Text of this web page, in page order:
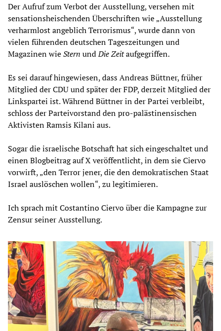
Der Aufruf zum Verbot der Ausstellung, versehen mit
sensationsheischenden Überschriften wie „Ausstellung
verharmlost angeblich Terrorismus“, wurde dann von
vielen führenden deutschen Tageszeitungen und
Magazinen wieStern undDie Zeitaufgegriffen.
Es sei darauf hingewiesen, dass Andreas Büttner, früher
Mitglied der CDU und später der FDP, derzeit Mitglied der
Linkspartei ist. Während Büttner in der Partei verbleibt,
schloss der Parteivorstand den pro-palästinensischen
Aktivisten Ramsis Kilani aus.
Sogar die israelische Botschaft hat sich eingeschaltet und
einen Blogbeitrag auf X veröffentlicht, in dem sie Ciervo
vorwirft, „den Terror jener, die den demokratischen Staat
Israel auslöschen wollen“, zu legitimieren.
Ich sprach mit Costantino Ciervo über die Kampagne zur
Zensur seiner Ausstellung.